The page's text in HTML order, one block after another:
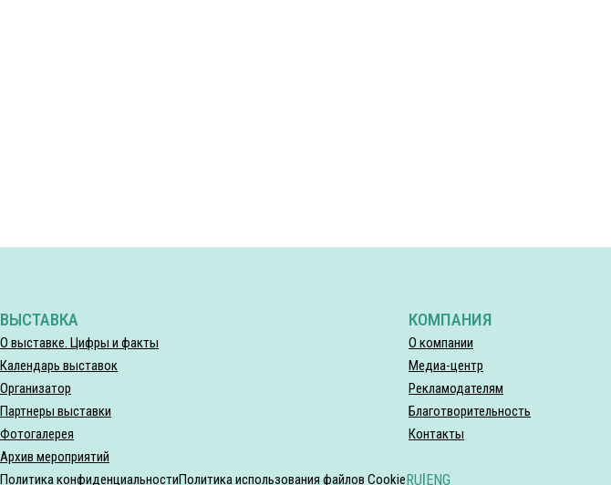
ВЫСТАВКА
О выставке. Цифры и факты
Календарь выставок
Организатор
Партнеры выставки
Фотогалерея
Архив мероприятий
КОМПАНИЯ
О компании
Медиа-центр
Рекламодателям
Благотворительность
Контакты
Политика конфиденциальностиПолитика использования файлов CookieRU|ENG